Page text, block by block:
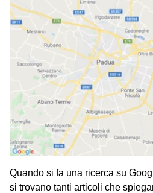
Quando si fa una ricerca su
si trovano tanti articoli che